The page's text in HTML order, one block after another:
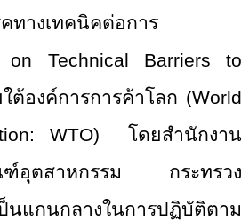
ทางเทคนิคต่อการ
on Technical Barriers to
ต้องค์การการค้าโลก (World
WTO) โดยสำนักงาน
ฑ์อุตสาหกรรม กระทรวง
แกนกลางในการปฏิบัติตาม